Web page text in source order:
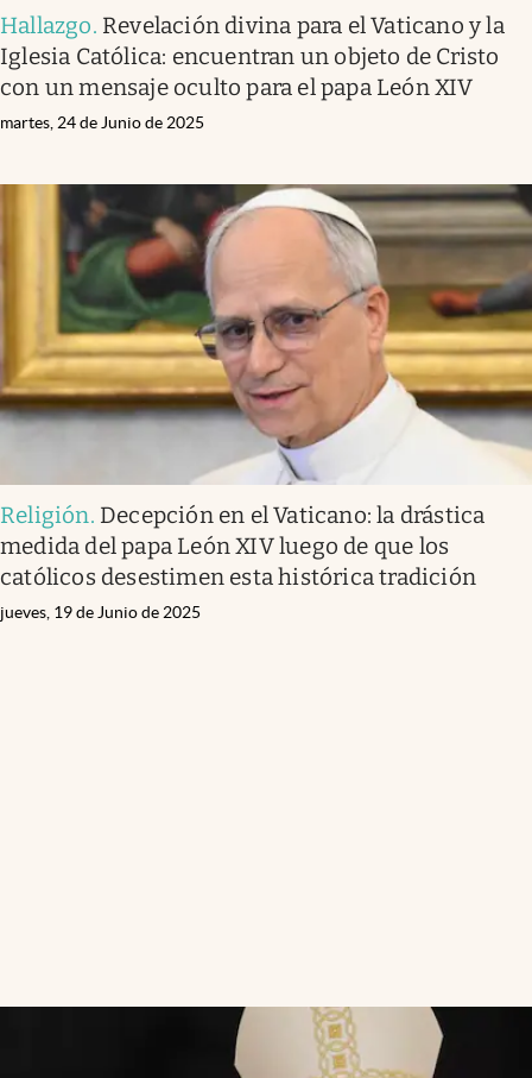
Hallazgo. Revelación divina para el Vaticano y la
Iglesia Católica: encuentran un objeto de Cristo
con un mensaje oculto para el papa León XIV
martes, 24 de Junio de 2025
Religión. Decepción en el Vaticano: la drástica
medida del papa León XIV luego de que los
católicos desestimen esta histórica tradición
jueves, 19 de Junio de 2025